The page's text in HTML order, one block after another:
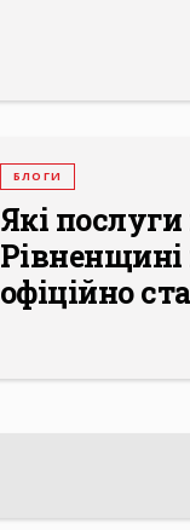
БЛОГИ
Які послуги
офіційно